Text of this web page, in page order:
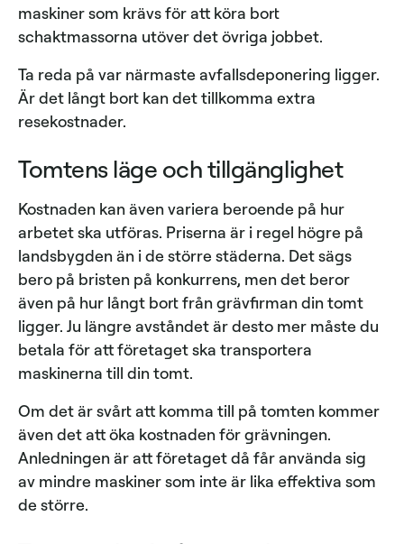
maskiner som krävs för att köra bort
schaktmassorna utöver det övriga jobbet.
Ta reda på var närmaste avfallsdeponering ligger.
Är det långt bort kan det tillkomma extra
resekostnader.
Tomtens läge och tillgänglighet
Kostnaden kan även variera beroende på hur
arbetet ska utföras. Priserna är i regel högre på
landsbygden än i de större städerna. Det sägs
bero på bristen på konkurrens, men det beror
även på hur långt bort från grävfirman din tomt
ligger. Ju längre avståndet är desto mer måste du
betala för att företaget ska transportera
maskinerna till din tomt.
Om det är svårt att komma till på tomten kommer
även det att öka kostnaden för grävningen.
Anledningen är att företaget då får använda sig
av mindre maskiner som inte är lika effektiva som
de större.